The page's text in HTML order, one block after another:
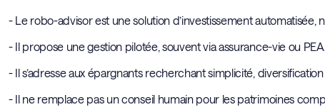
- Le robo-advisor est une solution d’investissement automatisée,
- Il propose une gestion pilotée, souvent via assurance-vie ou PEA.
- Il s’adresse aux épargnants recherchant simplicité,
- Il ne remplace pas un conseil humain pour les patrimoines